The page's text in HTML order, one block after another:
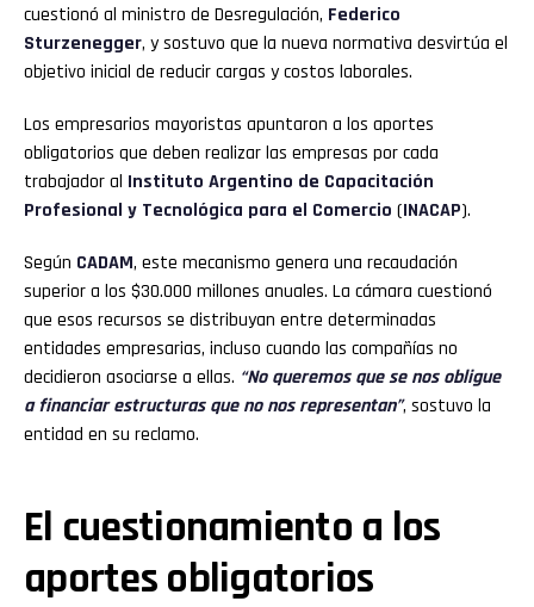
cuestionó al ministro de Desregulación, Federico
Sturzenegger, y sostuvo que la nueva normativa desvirtúa el
objetivo inicial de reducir cargas y costos laborales.
Los empresarios mayoristas apuntaron a los aportes
obligatorios que deben realizar las empresas por cada
trabajador al Instituto Argentino de Capacitación
Profesional y Tecnológica para el Comercio (INACAP).
Según CADAM, este mecanismo genera una recaudación
superior a los $30.000 millones anuales. La cámara cuestionó
que esos recursos se distribuyan entre determinadas
entidades empresarias, incluso cuando las compañías no
decidieron asociarse a ellas. “No queremos que se nos obligue
a financiar estructuras que no nos representan”, sostuvo la
entidad en su reclamo.
El cuestionamiento a los
aportes obligatorios